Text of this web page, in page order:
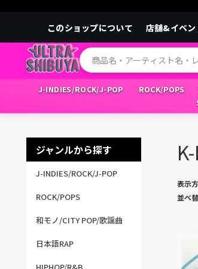
このショップについて 店舗&イベン
J-INDIES/ROCK/J-POP ROCK/POPS
ジャンルから探す
J-INDIES/ROCK/J-POP
ROCK/POPS
和モノ/CITY POP/歌謡曲
日本語RAP
表示
並べ